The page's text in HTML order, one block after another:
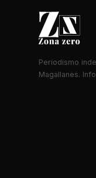
Periodismo
Magallanes.